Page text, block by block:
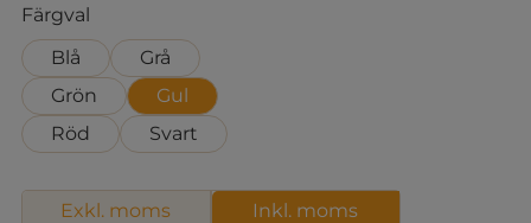
Välj
Färgval
Blå
Grå
Grön
Gul
Röd
Svart
Exkl. moms Inkl. moms